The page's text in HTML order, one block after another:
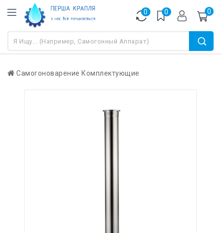
0 0 0
Самогоноварение Комплектующие